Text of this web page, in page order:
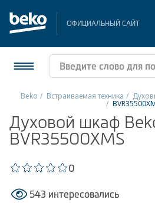
ОФИЦИАЛЬНЫЙ САЙТ
Холодильники и
Стиральные и сушильные
Посудомоечные машины
Плиты
Beko Встраиваемая техника
Духовой шкаф
BVR35500XMS
0
543 интересовались